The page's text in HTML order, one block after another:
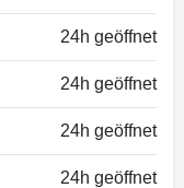
24h geöffnet
24h geöffnet
24h geöffnet
24h geöffnet